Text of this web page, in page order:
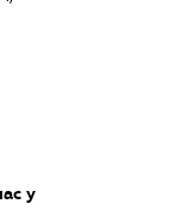
у